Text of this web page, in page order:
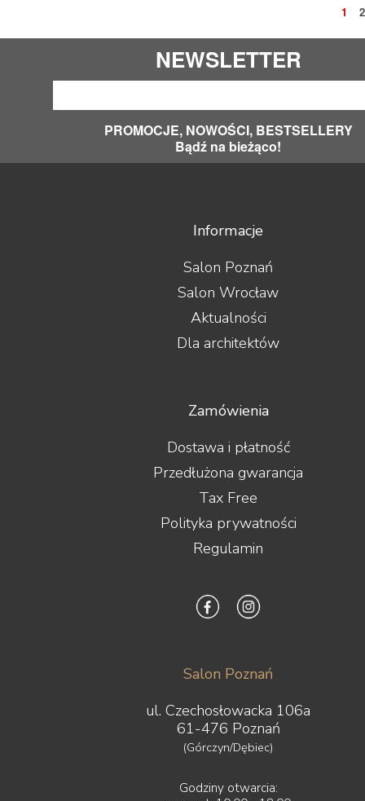
1 2
NEWSLETTER
PROMOCJE, NOWOŚCI, BESTSELLERY
Bądź na bieżąco!
Informacje
Salon Poznań
Salon Wrocław
Aktualności
Dla architektów
Zamówienia
Dostawa i płatność
Przedłużona gwarancja
Tax Free
Polityka prywatności
Regulamin
Salon Poznań
ul. Czechosłowacka 106a
61-476 Poznań
(Górczyn/Dębiec)
Godziny otwarcia: